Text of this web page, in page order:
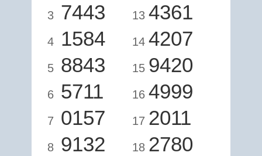
3 7443
4 1584
5 8843
6 5711
7 0157
8 9132
13 4361
14 4207
15 9420
16 4999
17 2011
18 2780